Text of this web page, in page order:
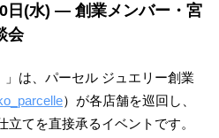
日(水) ― 創業メンバー・宮
会
」は、パーセル ジュエリー創業
）が各店舗を巡回し、
てを直接承るイベントです。